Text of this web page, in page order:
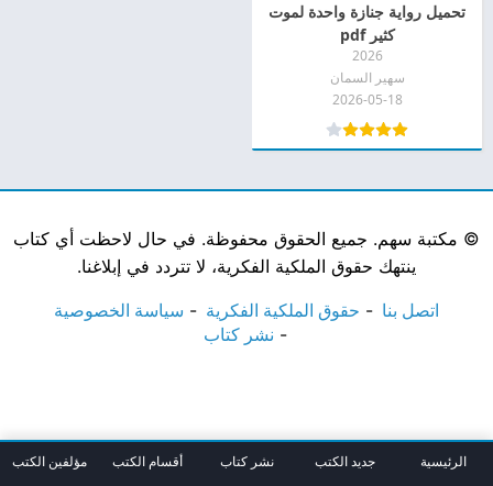
تحميل رواية جنازة واحدة لموت
كثير pdf
2026
سهير السمان
2026-05-18
© مكتبة سهم. جميع الحقوق محفوظة. في حال لاحظت أي كتاب
ينتهك حقوق الملكية الفكرية، لا تتردد في إبلاغنا.
اتصل بنا حقوق الملكية الفكرية
سياسة الخصوصية
نشر كتاب
الرئيسية جديد الكتب نشر كتاب أقسام الكتب مؤلفين الكتب